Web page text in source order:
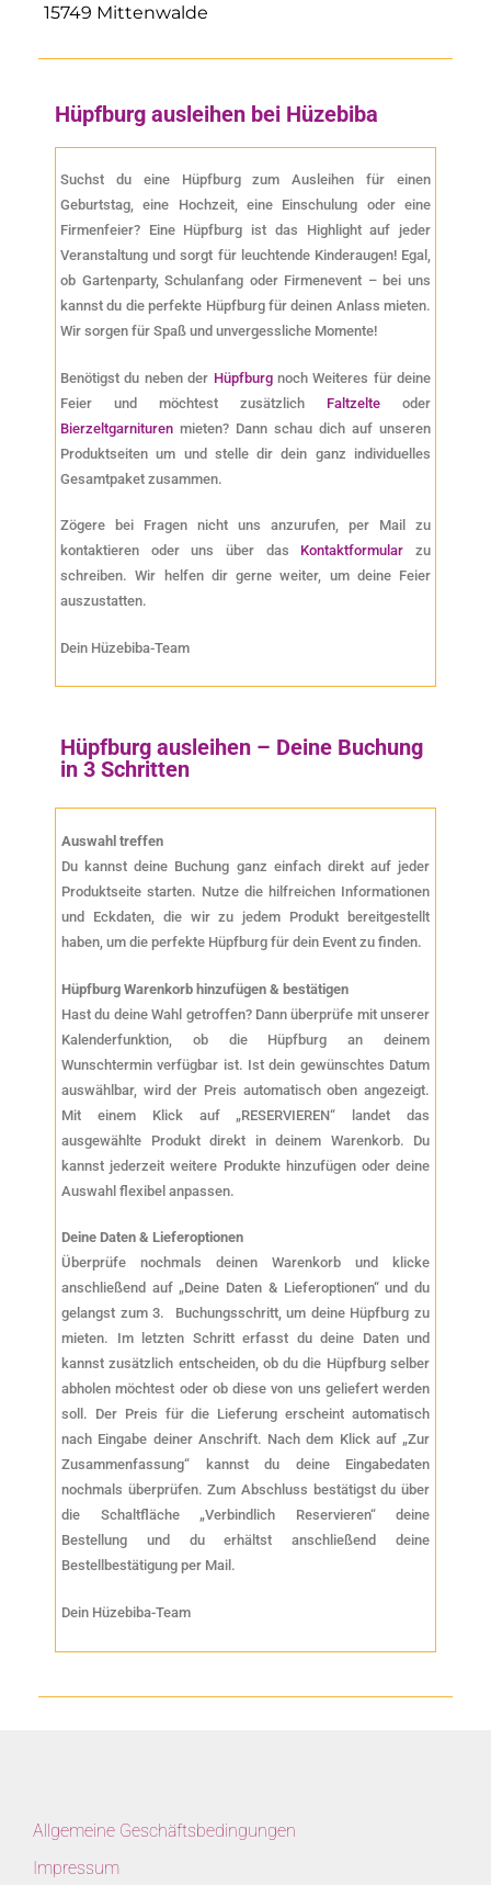
15749 Mittenwalde
Hüpfburg ausleihen bei Hüzebiba​
Suchst du eine Hüpfburg zum Ausleihen für einen
Geburtstag, eine Hochzeit, eine Einschulung oder eine
Firmenfeier? Eine Hüpfburg ist das Highlight auf jeder
Veranstaltung und sorgt für leuchtende Kinderaugen! Egal,
ob Gartenparty, Schulanfang oder Firmenevent – bei uns
kannst du die perfekte Hüpfburg für deinen Anlass mieten.
Wir sorgen für Spaß und unvergessliche Momente!
Benötigst du neben der Hüpfburgnoch Weiteres für deine
Feier und möchtest zusätzlich Faltzelte oder
Bierzeltgarnituren mieten? Dann schau dich auf unseren
Produktseiten um und stelle dir dein ganz individuelles
Gesamtpaket zusammen.
Zögere bei Fragen nicht uns anzurufen, per Mail zu
kontaktieren oder uns über das Kontaktformular zu
schreiben. Wir helfen dir gerne weiter, um deine Feier
auszustatten.
Dein Hüzebiba-Team
Hüpfburg ausleihen – Deine Buchung
in 3 Schritten
Auswahl treffen
Du kannst deine Buchung ganz einfach direkt auf jeder
Produktseite starten. Nutze die hilfreichen Informationen
und Eckdaten, die wir zu jedem Produkt bereitgestellt
haben, um die perfekte Hüpfburg für dein Event zu finden.
Hüpfburg Warenkorb hinzufügen & bestätigen
Hast du deine Wahl getroffen? Dann überprüfe mit unserer
Kalenderfunktion, ob die Hüpfburg an deinem
Wunschtermin verfügbar ist. Ist dein gewünschtes Datum
auswählbar, wird der Preis automatisch oben angezeigt.
Mit einem Klick auf „RESERVIEREN“ landet das
ausgewählte Produkt direkt in deinem Warenkorb. Du
kannst jederzeit weitere Produkte hinzufügen oder deine
Auswahl flexibel anpassen.
Deine Daten & Lieferoptionen
Überprüfe nochmals deinen Warenkorb und klicke
anschließend auf „Deine Daten & Lieferoptionen“ und du
gelangst zum 3. Buchungsschritt, um deine Hüpfburg zu
mieten. Im letzten Schritt erfasst du deine Daten und
kannst zusätzlich entscheiden, ob du die Hüpfburg selber
abholen möchtest oder ob diese von uns geliefert werden
soll. Der Preis für die Lieferung erscheint automatisch
nach Eingabe deiner Anschrift. Nach dem Klick auf „Zur
Zusammenfassung“ kannst du deine Eingabedaten
nochmals überprüfen. Zum Abschluss bestätigst du über
die Schaltfläche „Verbindlich Reservieren“ deine
Bestellung und du erhältst anschließend deine
Bestellbestätigung per Mail.
Dein Hüzebiba-Team
Allgemeine Geschäftsbedingungen
Impressum